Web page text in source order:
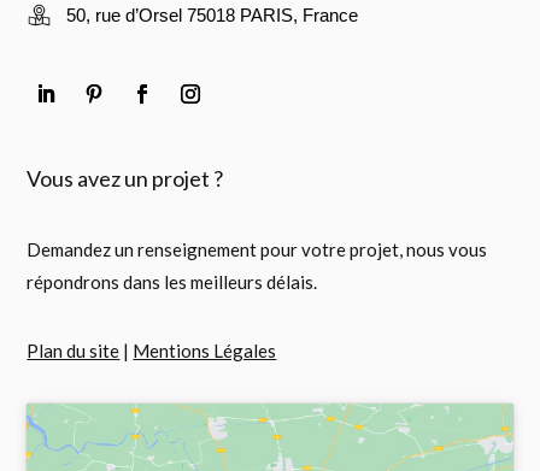
50, rue d’Orsel 75018 PARIS, France
Vous avez un projet ?
Demandez un renseignement pour votre projet, nous vous
répondrons dans les meilleurs délais.
Plan du site | Mentions Légales